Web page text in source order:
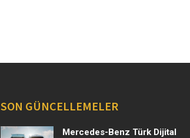
SON GÜNCELLEMELER
Mercedes-Benz Türk Dijital